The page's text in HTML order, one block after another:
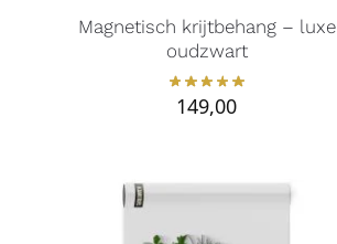
Magnetisch krijtbehang – luxe
oudzwart
149,00